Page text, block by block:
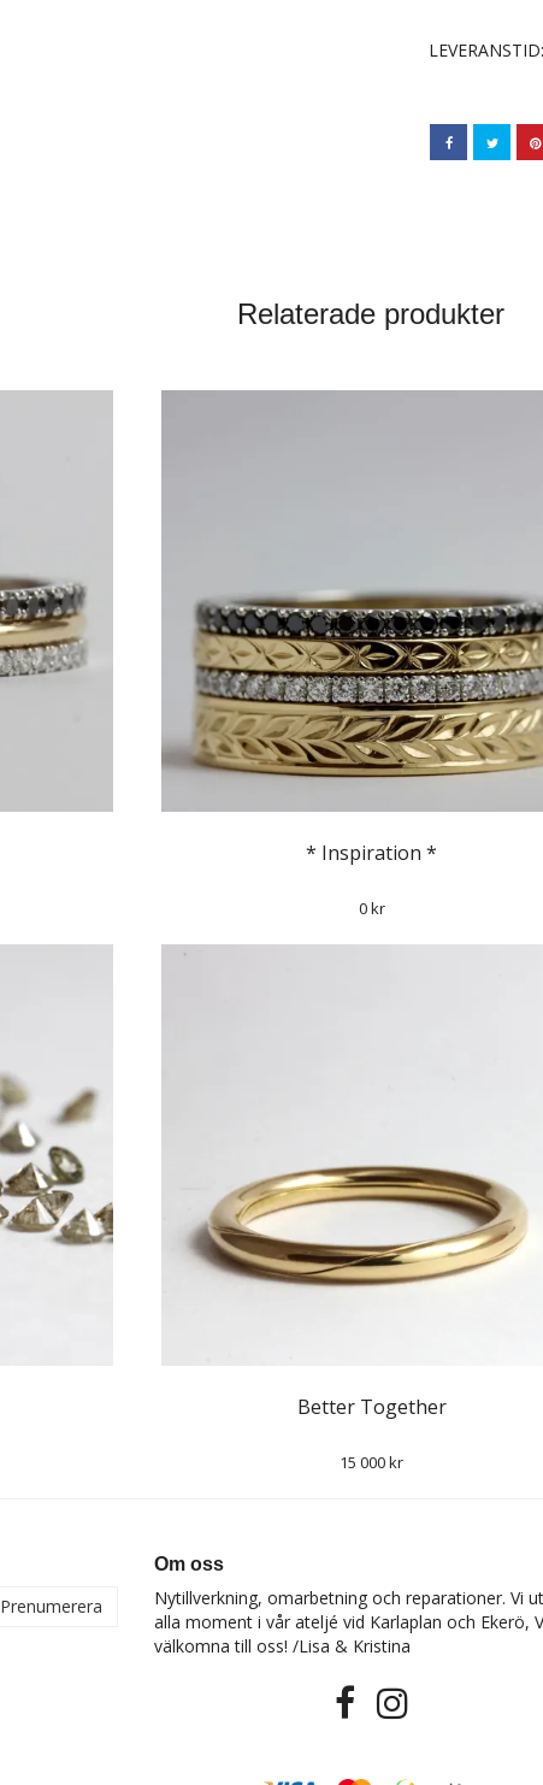
Relaterade produkter
* Inspiration *
0 kr
Better Together
15 000 kr
Prenumerera
Om oss
Nytillverkning, omarbetning och reparationer. Vi
alla moment i vår ateljé vid Karlaplan och Ekerö,
välkomna till oss! /Lisa & Kristina